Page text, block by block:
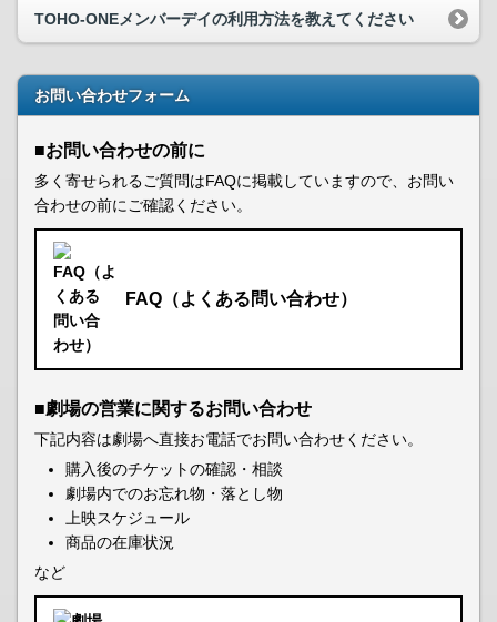
TOHO-ONEメンバーデイの利用方法を教えてください
お問い合わせフォーム
■お問い合わせの前に
多く寄せられるご質問はFAQに掲載していますので、お問い
合わせの前にご確認ください。
FAQ（よくある問い合わせ）
■劇場の営業に関するお問い合わせ
下記内容は劇場へ直接お電話でお問い合わせください。
購入後のチケットの確認・相談
劇場内でのお忘れ物・落とし物
上映スケジュール
商品の在庫状況
など